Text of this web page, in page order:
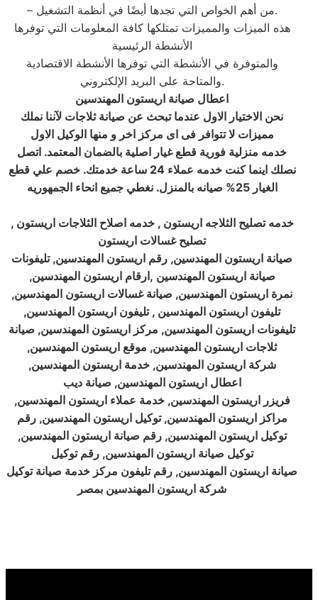
– من أهم الخواص التي تجدها أيضًا في أنظمة التشغيل.
هذه الميزات والمميزات تمتلكها كافة المعلومات التي توفرها
الأنشطة الرئيسية
والمتوفرة في الأنشطة التي توفرها الأنشطة الاقتصادية
والمتاحة على البريد الإلكتروني.
اعطال صيانة اريستون المهندسين
نحن الاختيار الاول عندما تبحث عن صيانة ثلاجات لآننا نملك
مميزات لا تتوافر فى اى مركز اخر و منها الوكيل الاول
خدمه منزلية فورية قطع غيار اصلية بالضمان المعتمد. اتصل
نصلك اينما كنت خدمه عملاء 24 ساعة خدمتك. خصم علي قطع
الغيار 25
% صيانه بالمنزل. نغطي جميع انحاء الجمهوريه
خدمه تصليح الثلاجه اريستون , خدمه اصلاح الثلاجات اريستون,
تصليح غسالات اريستون
صيانة اريستون المهندسين, رقم اريستون المهندسين, تليفونات
صيانة اريستون المهندسين ,ارقام اريستون المهندسين,
نمرة اريستون المهندسين, صيانة غسالات اريستون المهندسين,
تليفون اريستون المهندسين , تليفون اريستون المهندسين,
تليفونات اريستون المهندسين, مركز اريستون المهندسين, صيانة
ثلاجات اريستون المهندسين, موقع اريستون المهندسين,
شركة اريستون المهندسين, خدمة اريستون المهندسين,
اعطال اريستون المهندسين, صيانة ديب
فريزر اريستون المهندسين, خدمة عملاء اريستون المهندسين,
مراكز اريستون المهندسين, توكيل اريستون المهندسين, رقم
توكيل اريستون المهندسين, رقم صيانة اريستون المهندسين,
توكيل صيانة اريستون المهندسين, رقم توكيل
صيانة اريستون المهندسين, رقم تليفون مركز خدمة صيانة توكيل
شركة اريستون المهندسين بمصر